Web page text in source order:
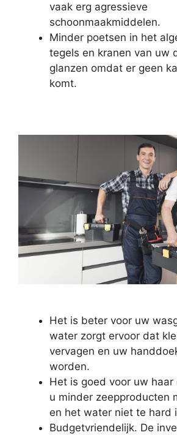
vaak erg agressieve
schoonmaakmiddelen.
Minder poetsen in het
tegels en kranen van uw
glanzen omdat er geen
komt.
Het is beter voor uw
water zorgt ervoor dat
vervagen en uw
worden.
Het is goed voor uw
u minder zeepproducten
en het water niet te hard
Budgetvriendelijk. De